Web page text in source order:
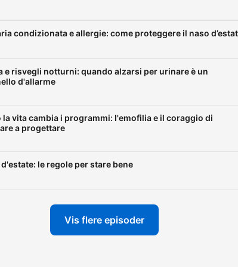
condizionata e allergie: come proteggere il naso
e risvegli notturni: quando alzarsi per urinare è un
d'allarme
la vita cambia i programmi: l'emofilia e il coraggio di
a progettare
le regole per stare bene
Vis flere episoder